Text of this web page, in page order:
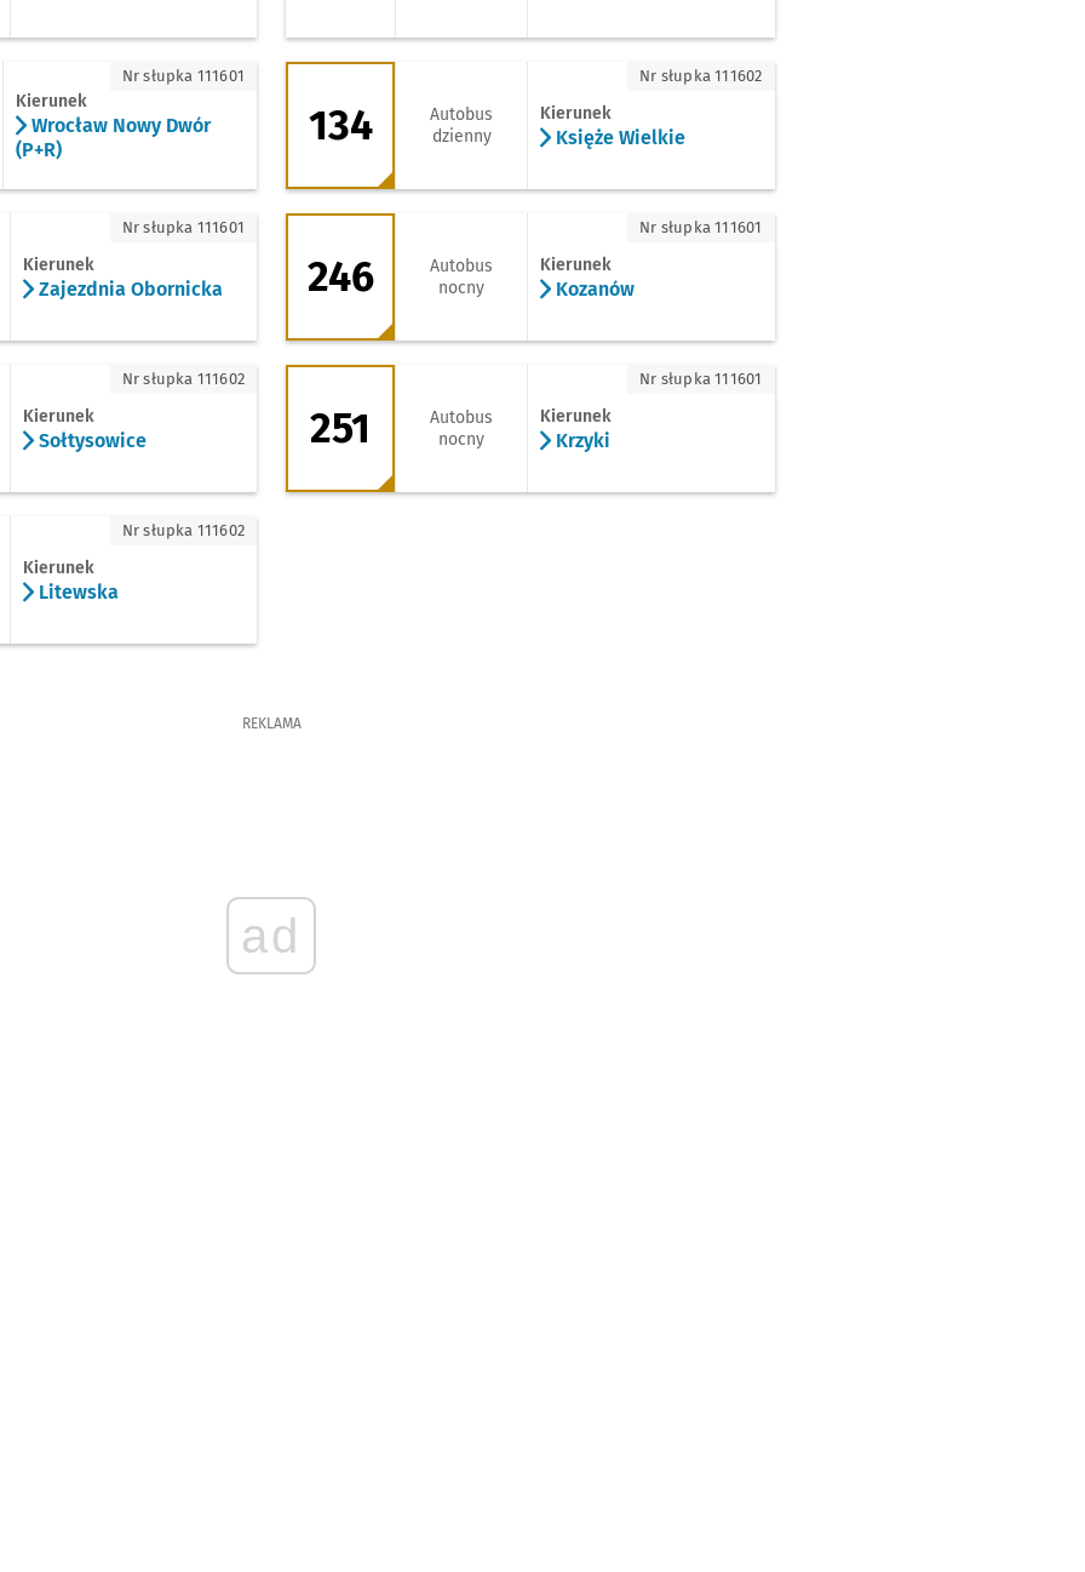
Nowy Dwór (P+R)
Kierunek
Wrocław Nowy Dwór
(P+R)
Nr słupka 111601 134 - kierunek Księże Wielkie
134
Autobus
dzienny
Kierunek
Księże Wielkie
Nr słupka 111602
Obornicka
Kierunek
Zajezdnia Obornicka
Nr słupka 111601 246 - kierunek Kozanów
246
Autobus
nocny
Kierunek
Kozanów
Nr słupka 111601
Kierunek
Sołtysowice
Nr słupka 111602 251 - kierunek Krzyki
251
Autobus
nocny
Kierunek
Krzyki
Nr słupka 111601
Kierunek
Litewska
Nr słupka 111602
REKLAMA
ad